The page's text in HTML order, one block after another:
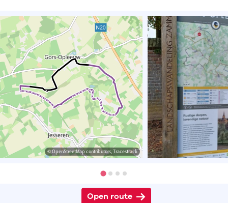
© OpenStreetMap contributors, Tracestrack
Open route